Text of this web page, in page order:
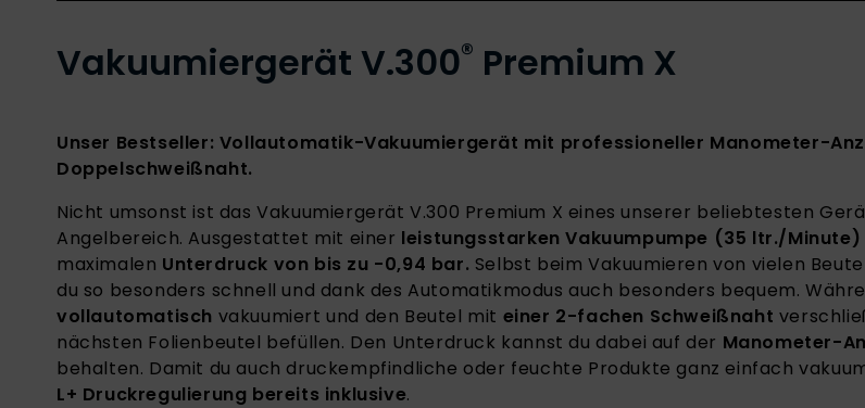
Vakuumiergerät V.300® Premium X
Unser Bestseller: Vollautomatik-Vakuumiergerät mit professioneller Manometer-
Doppelschweißnaht.
Nicht umsonst ist das Vakuumiergerät V.300 Premium X eines unserer beliebtesten
Angelbereich. Ausgestattet mit einer leistungsstarken Vakuumpumpe (35 ltr./Minute)
maximalen Unterdruck von bis zu -0,94 bar. Selbst beim Vakuumieren von vielen
du so besonders schnell und dank des Automatikmodus auch besonders bequem.
vollautomatisch vakuumiert und den Beutel mit einer 2-fachen Schweißnaht
nächsten Folienbeutel befüllen. Den Unterdruck kannst du dabei auf der Manometer-
behalten. Damit du auch druckempfindliche oder feuchte Produkte ganz einfach
L+ Druckregulierung bereits inklusive.